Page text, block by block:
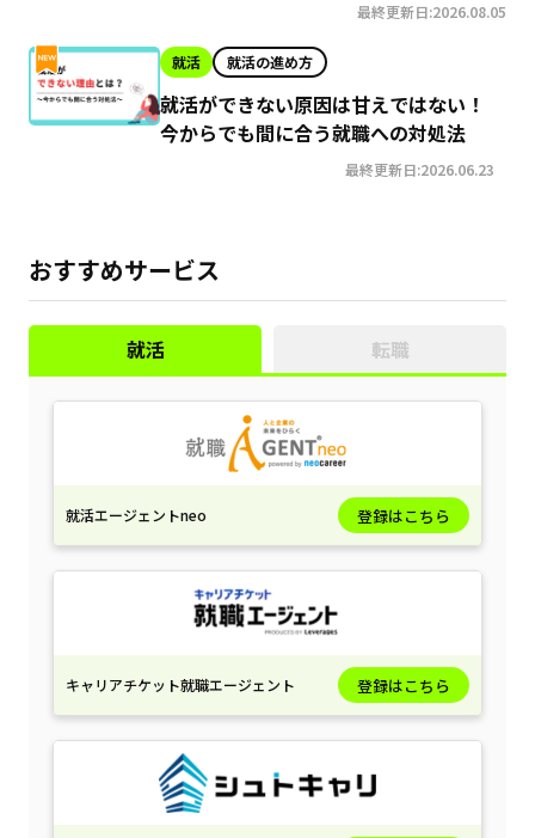
最終更新日:2026.08.05
就活 就活の進め方
就活ができない原因は甘えではない！
今からでも間に合う就職への対処法
最終更新日:2026.06.23
おすすめサービス
就活 転職
就活エージェントneo 登録はこちら
キャリアチケット就職エージェント 登録はこちら